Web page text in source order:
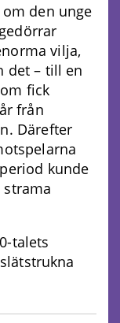
den unge
vilja,
det – till en
fick
från
Därefter
kunde
talets